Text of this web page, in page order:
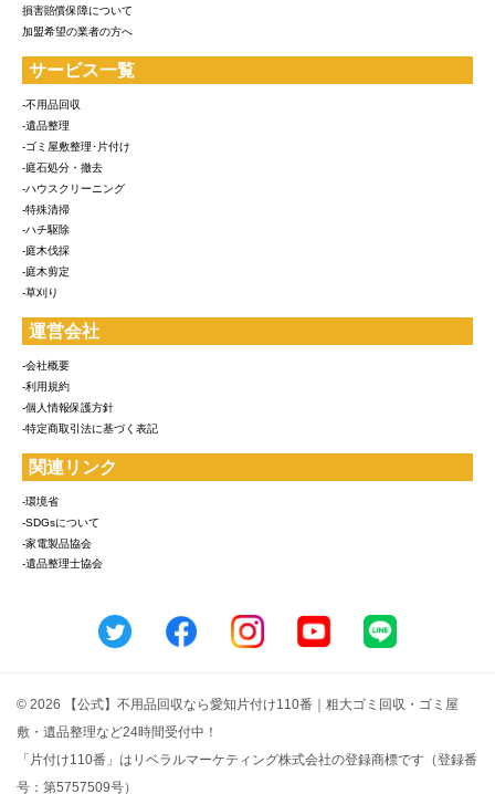
損害賠償保障について
加盟希望の業者の方へ
サービス一覧
-不用品回収
-遺品整理
-ゴミ屋敷整理･片付け
-庭石処分・撤去
-ハウスクリーニング
-特殊清掃
-ハチ駆除
-庭木伐採
-庭木剪定
-草刈り
運営会社
-会社概要
-利用規約
-個人情報保護方針
-特定商取引法に基づく表記
関連リンク
-環境省
-SDGsについて
-家電製品協会
-遺品整理士協会
© 2026 【公式】不用品回収なら愛知片付け110番｜粗大ゴミ回収・ゴミ屋
敷・遺品整理など24時間受付中！
「片付け110番」はリベラルマーケティング株式会社の登録商標です（登録番
号：第5757509号）